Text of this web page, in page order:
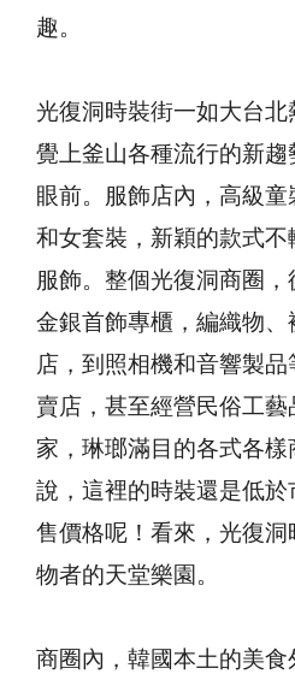
趣。
光復洞時裝街一如大台
覺上釜山各種流行的新
眼前。服飾店內，高級
和女套裝，新穎的款式
服飾。整個光復洞商圈，
金銀首飾專櫃，編織物、
店，到照相機和音響製
賣店，甚至經營民俗工
家，琳瑯滿目的各式各
說，這裡的時裝還是低於
售價格呢！看來，光復
物者的天堂樂園。
商圈內，韓國本土的美